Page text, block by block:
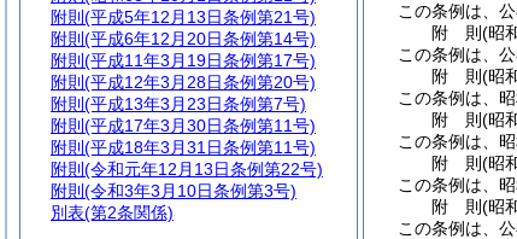
この条例は、
附 則(昭
この条例は、
附 則(昭
この条例は、
附 則(昭
この条例は、
附 則(昭
この条例は、
附 則(昭
この条例は、
附則 (平成5年12月13日条例第21号)
附則 (平成6年12月20日条例第14号)
附則 (平成11年3月19日条例第17号)
附則 (平成12年3月28日条例第20号)
附則 (平成13年3月23日条例第7号)
附則 (平成17年3月30日条例第11号)
附則 (平成18年3月31日条例第11号)
附則 (令和元年12月13日条例第22号)
附則 (令和3年3月10日条例第3号)
別表(第2条関係)